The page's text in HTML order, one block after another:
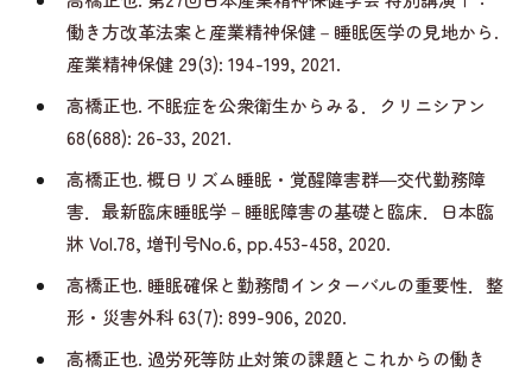
働き方改革法案と産業精神保健－睡眠医学の見地から.
産業精神保健 29(3): 194-199, 2021.
高橋正也. 不眠症を公衆衛生からみる．クリニシアン
68(688): 26-33, 2021.
高橋正也. 概日リズム睡眠・覚醒障害群―交代勤務障
害．最新臨床睡眠学－睡眠障害の基礎と臨床．日本臨
牀 Vol.78, 増刊号No.6, pp.453-458, 2020.
高橋正也. 睡眠確保と勤務間インターバルの重要性．整
形・災害外科 63(7): 899-906, 2020.
高橋正也. 過労死等防止対策の課題とこれからの働き